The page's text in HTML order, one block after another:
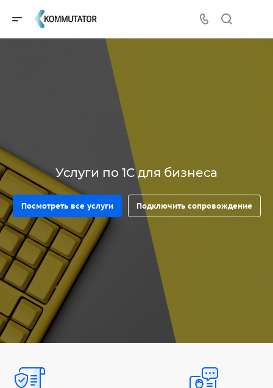
Услуги по 1С для бизнеса
Посмотреть все услуги Подключить сопровождение